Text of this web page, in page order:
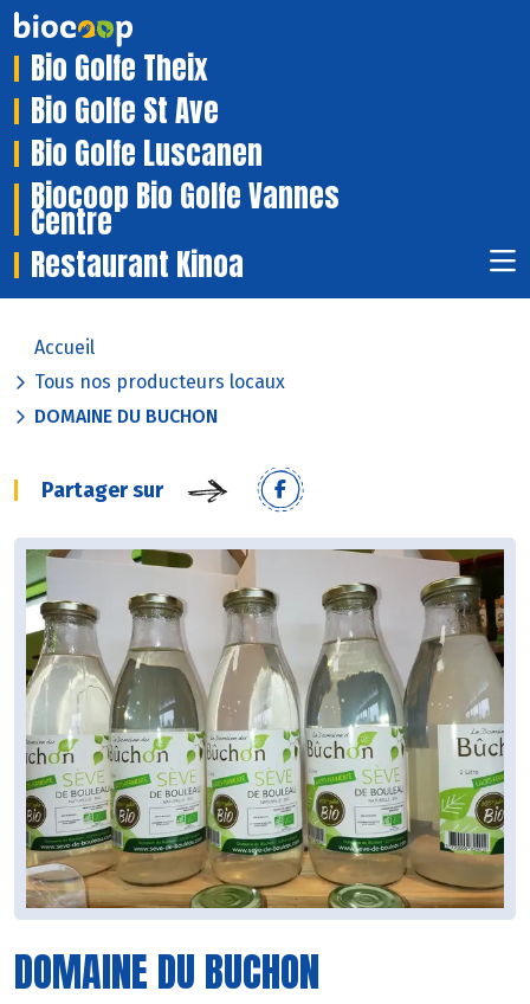
Bio Golfe Theix
Bio Golfe St Ave
Bio Golfe Luscanen
Biocoop Bio Golfe Vannes
Centre
Restaurant Kinoa
Accueil
Tous nos producteurs locaux
DOMAINE DU BUCHON
Partager sur
DOMAINE DU BUCHON